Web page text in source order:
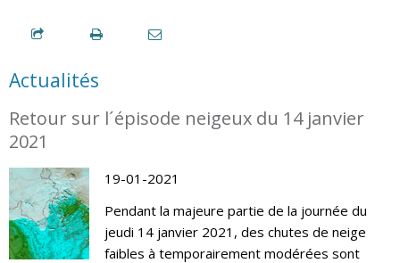
Actualités
Retour sur l´épisode neigeux du 14 janvier
2021
19-01-2021
Pendant la majeure partie de la journée du
jeudi 14 janvier 2021, des chutes de neige
faibles à temporairement modérées sont